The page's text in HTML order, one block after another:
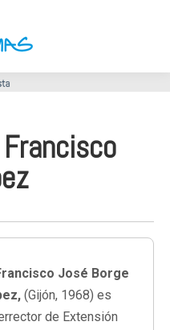
Francisco
José Borge
(Gijón, 1968) es
de Extensión